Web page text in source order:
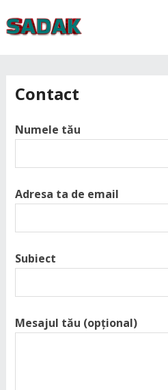
Contact
Numele tău
Adresa ta de email
Subiect
Mesajul tău (opțional)